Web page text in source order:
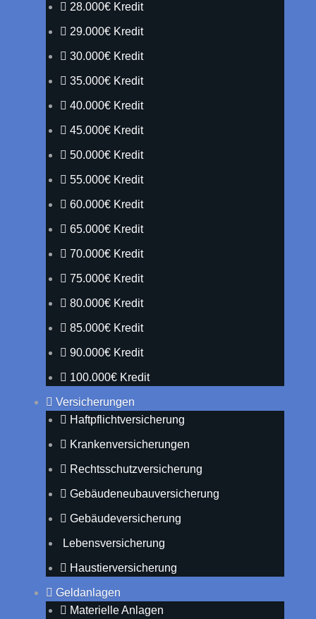
28.000€ Kredit
29.000€ Kredit
30.000€ Kredit
35.000€ Kredit
40.000€ Kredit
45.000€ Kredit
50.000€ Kredit
55.000€ Kredit
60.000€ Kredit
65.000€ Kredit
70.000€ Kredit
75.000€ Kredit
80.000€ Kredit
85.000€ Kredit
90.000€ Kredit
100.000€ Kredit
Versicherungen
Haftpflichtversicherung
Krankenversicherungen
Rechtsschutzversicherung
Gebäudeneubauversicherung
Gebäudeversicherung
Lebensversicherung
Haustierversicherung
Geldanlagen
Materielle Anlagen